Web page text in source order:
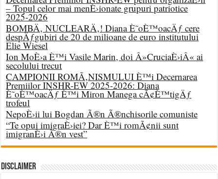
– Topul celor mai menÈ›ionate grupuri patriotice
2025-2026
BOMBÄ‚ NUCLEARÄ‚! Diana È˜oÈ™oacÄƒ cere
despÄƒgubiri de 20 de milioane de euro institutului
Elie Wiesel
Ion MoÈ›a È™i Vasile Marin, doi Â»CruciaÈ›iÂ« ai
secolului trecut
CAMPIONII ROMÃ‚NISMULUI È™i Decernarea
Premiilor INSHR-EW 2025-2026: Diana
È˜oÈ™oacÄƒ È™i Miron Manega cÃ¢È™tigÄƒ
trofeul
NepoÈ›ii lui Bogdan Ã®n Ã®nchisorile comuniste
“Te opui imigraÈ›iei? Dar È™i romÃ¢nii sunt
imigranÈ›i Ã®n vest”
DISCLAIMER